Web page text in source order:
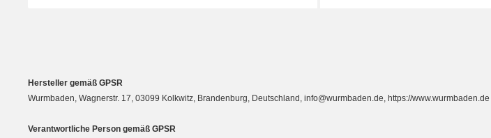
Hersteller gemäß GPSR
Wurmbaden, Wagnerstr. 17, 03099 Kolkwitz, Brandenburg, Deutschland, info@wurmbaden.de, https://www.wurmbaden.de
Verantwortliche Person gemäß GPSR